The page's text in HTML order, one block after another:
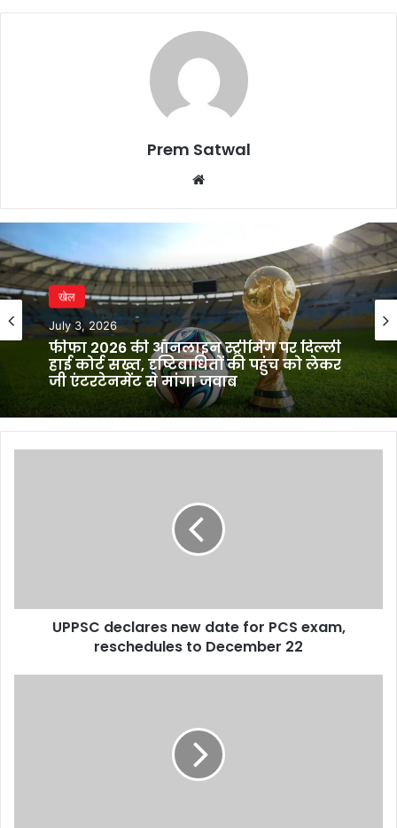
Prem Satwal
खेल
July 3, 2026
फीफा 2026 की ऑनलाइन स्ट्रीमिंग पर दिल्ली
हाई कोर्ट सख्त, दृष्टिबाधितों की पहुंच को लेकर
जी एंटरटेनमेंट से मांगा जवाब
to
DecemberUPPSC declares new date for PCS exam,
reschedules to December 22